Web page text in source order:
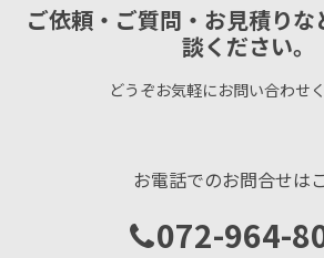
ご依頼・ご質問・お見積り
談ください。
どうぞお気軽にお問い合わせく
お電話でのお問合せは
072-964-